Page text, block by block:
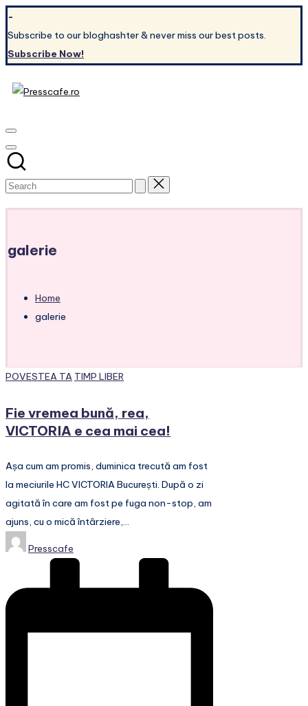
Skip
to
content
-
Subscribe to our bloghashter & never miss our best posts.
Subscribe Now!
Presscafe.ro
experientelor
urbane
galerie
Home
galerie
Posted
POVESTEA TA TIMP LIBER
Fie vremea bună, rea,
VICTORIA e cea mai cea!
Așa cum am promis, duminica trecută am fost
la meciurile HC VICTORIA București. După o zi
agitată în care am fost pe fuga non-stop, am
ajuns, cu o mică întârziere,…
Posted
Presscafe